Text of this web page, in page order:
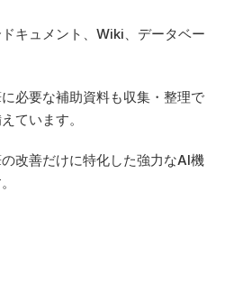
キュメント、Wiki、データベー
必要な補助資料も収集・整理で
ています。
改善だけに特化した強力なAI機